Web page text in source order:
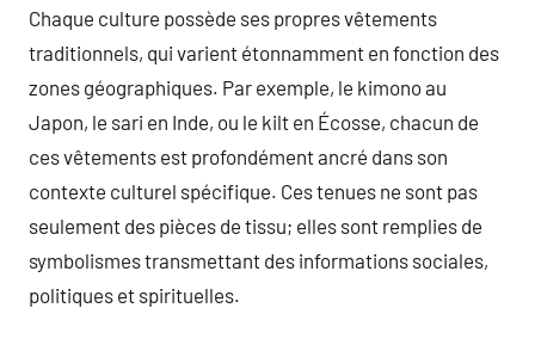
Chaque culture possède ses propres vêtements
traditionnels, qui varient étonnamment en fonction des
zones géographiques. Par exemple, le kimono au
Japon, le sari en Inde, ou le kilt en Écosse, chacun de
ces vêtements est profondément ancré dans son
contexte culturel spécifique. Ces tenues ne sont pas
seulement des pièces de tissu; elles sont remplies de
symbolismes transmettant des informations sociales,
politiques et spirituelles.